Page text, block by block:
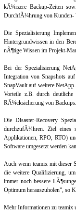
kÃ¼rzere Backup-Zeiten
DurchfÃ¼hrung von Kunden-
Die Spezialisierung
Hintergrundwissen in den
nÃ¶tige Wissen im Projekt-
Bei der Spezialisierung
Integration von Snapshots
SnapVault auf weitere
Vorteile z.B. durch deutliche
RÃ¼cksicherung von Backups.
Die Disaster-Recovery
durchzufÃ¼hren. Ziel eines
Applikationen, RPO, RTO)
Software umgesetzt werden
Auch wenn teamix mit dieser
die weitere Qualifizierung,
immer noch bessere
Optimum herauszuholen", so
Mehr Informationen zu teamix